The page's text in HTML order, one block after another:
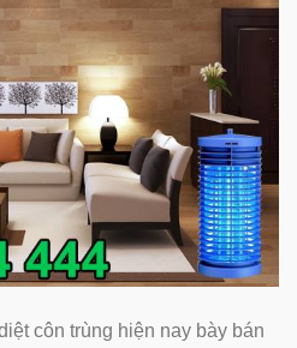
côn trùng hiện nay bày bán